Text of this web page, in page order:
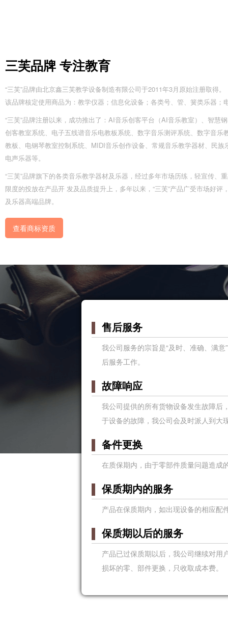
三芙品牌 专注教育
“三芙”品牌由北京鑫三芙教学设备制造有限公司于2011年3月原始注册取得。
该品牌核定使用商品为：教学仪器；信息化设备；各类号、管、簧类乐器；
“三芙”品牌注册以来，成功推出了：AI音乐创客平台（AI音乐教室） 、 智慧
创客教室系统、电子五线谱音乐电教板系统、数字音乐测评系统、数字音乐
教板、电钢琴教室控制系统、MIDI音乐创作设备、常规音乐教学器材、民族
电声乐器等。
“三芙”品牌旗下的各类音乐教学器材及乐器，经过多年市场历练，轻宣传、
限度的投放在产品开 发及品质提升上，多年以来，“三芙”产品广受市场好评
及乐器高端品牌。
查看商标资质
售后服务
我公司服务的宗旨是“及时、准确、满
后服务工作。
故障响应
我公司提供的所有货物设备发生故障后
于设备的故障，我公司会及时派人到大
备件更换
在质保期内，由于零部件质量问题造成
保质期内的服务
产品在保质期内，如出现设备的相应配
保质期以后的服务
产品已过保质期以后，我公司继续对用
损坏的零、部件更换，只收取成本费。